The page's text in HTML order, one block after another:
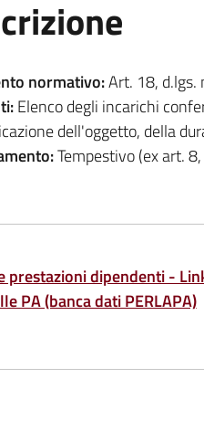
normativo:Art. 18, d.lgs.
Elenco degli incarichi
dell'oggetto, della
Tempestivo (ex art.
prestazioni dipendenti -
PA (banca dati PERLAPA)